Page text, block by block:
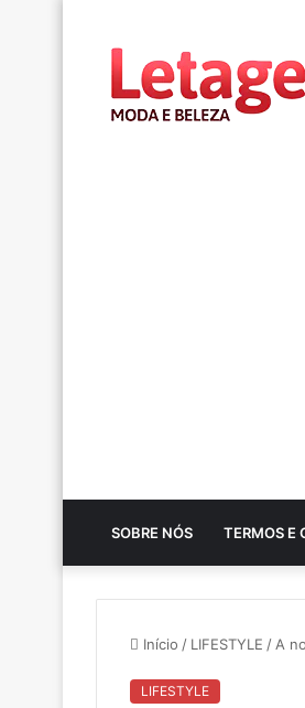
SOBRE NÓS TERMOS E
Início / LIFESTYLE / A
LIFESTYLE